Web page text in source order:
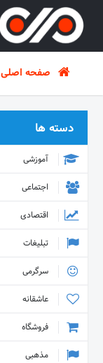
صفحه اصلی
دسته ها
آموزشی
اجتماعی
اقتصادی
تبلیغات
سرگرمی
عاشقانه
فروشگاه
مذهبی